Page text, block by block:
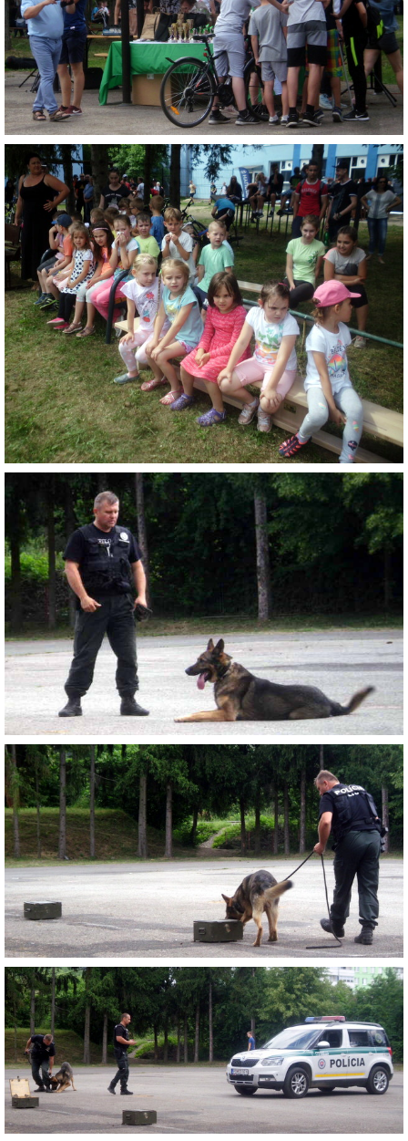
ŠKOLSKÝ VZDELÁVACÍ PROGRAM ZVEDAVÁ KUKUČKA
SPRÁVY O VÝCHOVNO-VZDELÁVACEJ ČINNOSTI
ŠKOLSKÝ PORIADOK
SMERNICE
ČO NÁS ČAKÁ V ŠKÔLKE...
ZAUJÍMAVOSTI PRE RODIČOV
ORGANIZÁCIA DŇA
TLAČIVÁ
ŠKOLSKÝ ČASOPIS KUKUČKA
JEDÁLNY LÍSTOK
RECEPTY
PROJEKTY
ZDRAVÝ ÚSMEV
NADÁCIA TESCO
NADÁCIA VOLKSWAGEN SLOVAKIA
MEMORANDUM DIEŤAŤA
VEREJNÉ OBSTARÁVANIE
EUROROZPRÁVKY
2% Z DANE
RADA ŠKOLY